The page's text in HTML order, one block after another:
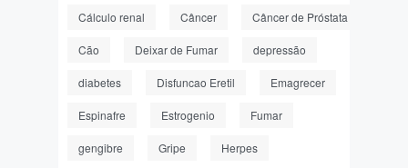
Cálculo renal Câncer Câncer de Próstata
Cão Deixar de Fumar depressão
diabetes Disfuncao Eretil Emagrecer
Espinafre Estrogenio Fumar
gengibre Gripe Herpes